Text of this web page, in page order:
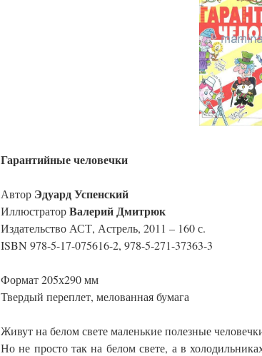
Гарантийные человечки
Автор Эдуард Успенский
ИллюстраторВалерий Дмитрюк
Издательство АСТ, Астрель, 2011 – 160 с.
ISBN 978-5-17-075616-2, 978-5-271-37363-3
Формат 205х290 мм
Твердый переплет, мелованная бумага
Живут на белом свете маленькие полезные
Но не просто так на белом свете, а в